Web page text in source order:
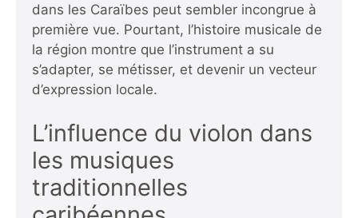
dans les Caraïbes peut sembler incongrue à
première vue. Pourtant, l’histoire musicale de
la région montre que l’instrument a su
s’adapter, se métisser, et devenir un vecteur
d’expression locale.
L’influence du violon dans
les musiques
traditionnelles